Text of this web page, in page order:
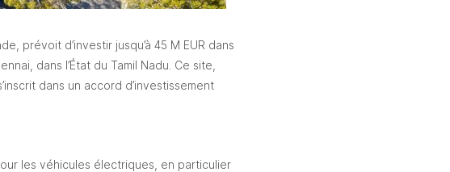
prévoit d’investir jusqu’à 45 M EUR dans
dans l’État du Tamil Nadu. Ce site,
dans un accord d’investissement
les véhicules électriques, en particulier